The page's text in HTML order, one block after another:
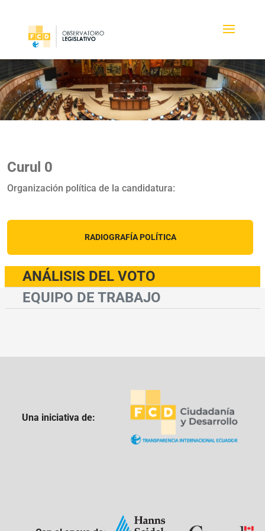
Curul 0
Organización política de la candidatura:
RADIOGRAFÍA POLÍTICA
ANÁLISIS DEL VOTO
EQUIPO DE TRABAJO
Una iniciativa de: